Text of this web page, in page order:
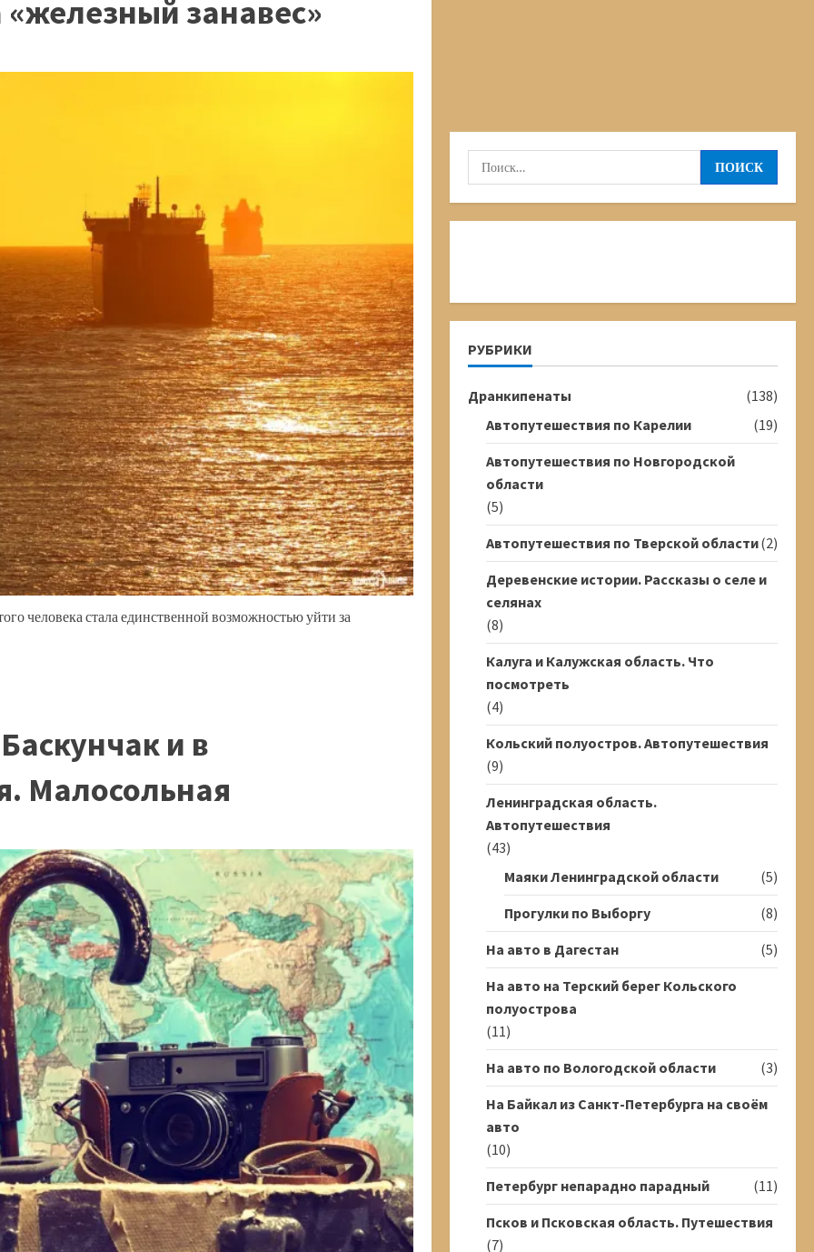
занавес»
человека стала единственной возможностью уйти за
и в
Малосольная
Найти:
РУБРИКИ
Дранкипенаты
(138)
Автопутешествия по Карелии
(19)
Автопутешествия по Новгородской
области
(5)
Автопутешествия по Тверской области(2)
Деревенские истории. Рассказы о селе и
селянах
(8)
Калуга и Калужская область. Что
посмотреть
(4)
Кольский полуостров. Автопутешествия
(9)
Ленинградская область.
Автопутешествия
(43)
Маяки Ленинградской области
(5)
Прогулки по Выборгу
(8)
На авто в Дагестан
(5)
На авто на Терский берег Кольского
полуострова
(11)
На авто по Вологодской области
(3)
На Байкал из Санкт-Петербурга на своём
авто
(10)
Петербург непарадно парадный
(11)
Псков и Псковская область. Путешествия
(7)